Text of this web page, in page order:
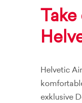
Helvetic
exklusive